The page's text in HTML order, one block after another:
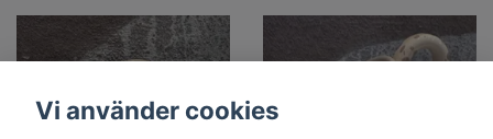
Vi använder cookies